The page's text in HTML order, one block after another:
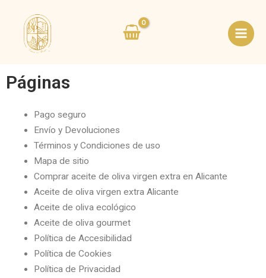
contenido
Páginas
Pago seguro
Envío y Devoluciones
Términos y Condiciones de uso
Mapa de sitio
Comprar aceite de oliva virgen extra en Alicante
Aceite de oliva virgen extra Alicante
Aceite de oliva ecológico
Aceite de oliva gourmet
Política de Accesibilidad
Política de Cookies
Política de Privacidad